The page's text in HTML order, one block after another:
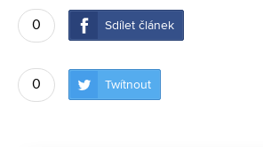
0 Sdílet článek
0 Twítnout